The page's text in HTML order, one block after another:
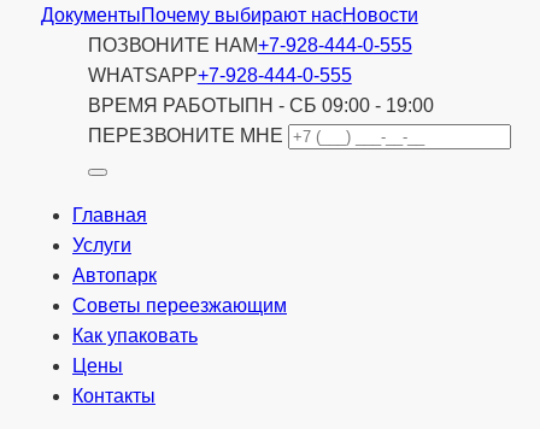
ДокументыПочему выбирают насНовости
ПОЗВОНИТЕ НАМ+7-928-444-0-555
WHATSAPP+7-928-444-0-555
ВРЕМЯ РАБОТЫ ПН - СБ 09:00 - 19:00
ПЕРЕЗВОНИТЕ МНЕ
Главная
Услуги
Автопарк
Советы переезжающим
Как упаковать
Цены
Контакты